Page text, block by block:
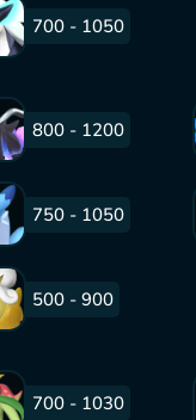
700 - 1050
800 - 1200
750 - 1050
500 - 900
700 - 1030